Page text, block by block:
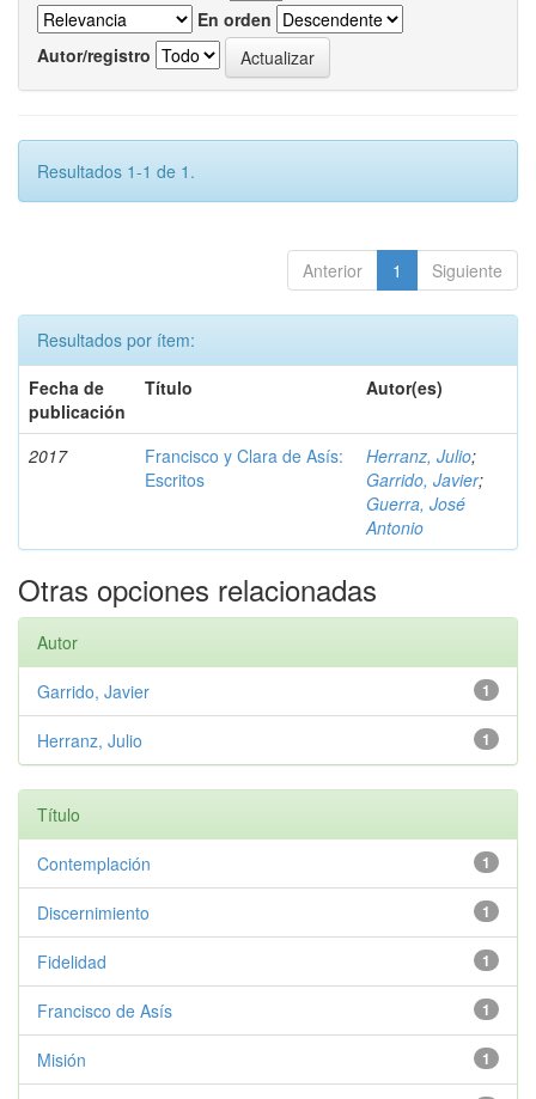
En orden
Autor/registro
Resultados 1-1 de 1.
Anterior 1 Siguiente
Resultados por ítem:
Fecha de
publicación
Título Autor(es)
2017
Francisco y Clara de Asís:
Escritos
Herranz, Julio;
Garrido, Javier;
Guerra, José
Antonio
Otras opciones relacionadas
Autor
1
Garrido, Javier
1
Herranz, Julio
Título
1
Contemplación
1
Discernimiento
1
Fidelidad
1
Francisco de Asís
1
Misión